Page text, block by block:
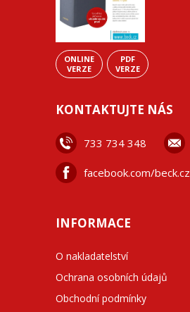
ONLINE
VERZE
PDF
VERZE
KONTAKTUJTE NÁS
733 734 348
facebook.com/beck.cz
INFORMACE
O nakladatelství
Ochrana osobních údajů
Obchodní podmínky